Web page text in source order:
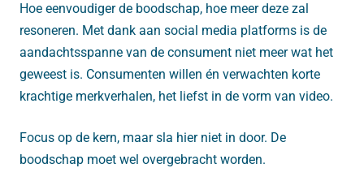
Hoe eenvoudiger de boodschap, hoe meer deze zal
resoneren. Met dank aan social media platforms is de
aandachtsspanne van de consument niet meer wat het
geweest is. Consumenten willen én verwachten korte
krachtige merkverhalen, het liefst in de vorm van video.
Focus op de kern, maar sla hier niet in door. De
boodschap moet wel overgebracht worden.